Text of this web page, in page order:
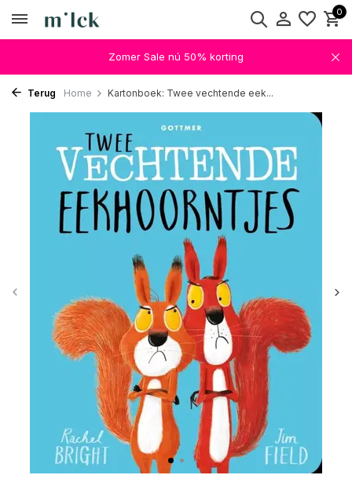
0
Zomer Sale nú 50% korting
Terug Home Kartonboek: Twee vechtende eek...